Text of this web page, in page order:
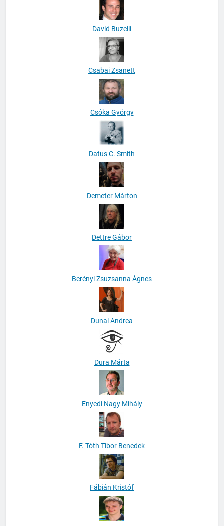
David Buzelli
Csabai Zsanett
Csóka György
Datus C. Smith
Demeter Márton
Dettre Gábor
Berényi Zsuzsanna Ágnes
Dunai Andrea
Dura Márta
Enyedi Nagy Mihály
F. Tóth Tibor Benedek
Fábián Kristóf